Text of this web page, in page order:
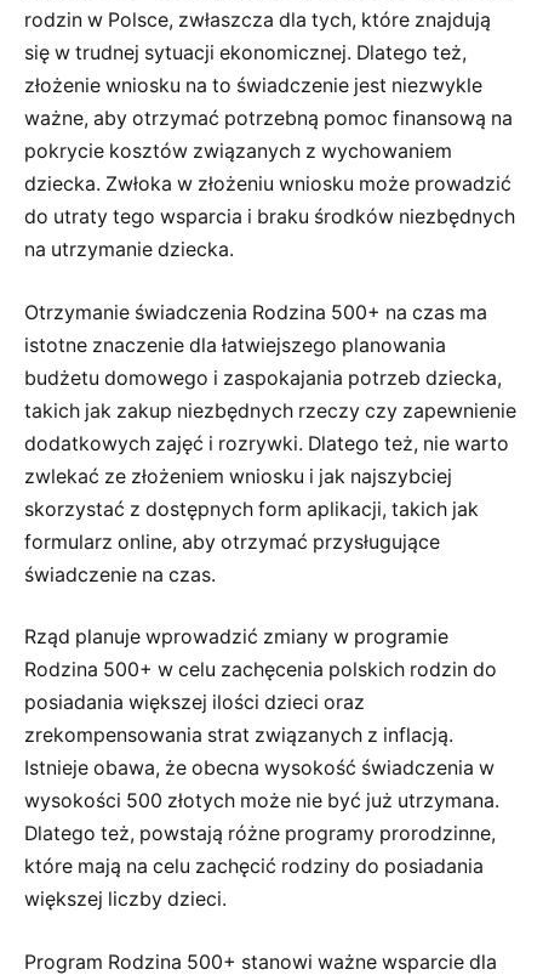
rodzin w Polsce, zwłaszcza dla tych, które znajdują
się w trudnej sytuacji ekonomicznej. Dlatego też,
złożenie wniosku na to świadczenie jest niezwykle
ważne, aby otrzymać potrzebną pomoc finansową na
pokrycie kosztów związanych z wychowaniem
dziecka. Zwłoka w złożeniu wniosku może prowadzić
do utraty tego wsparcia i braku środków niezbędnych
na utrzymanie dziecka.
Otrzymanie świadczenia Rodzina 500+ na czas ma
istotne znaczenie dla łatwiejszego planowania
budżetu domowego i zaspokajania potrzeb dziecka,
takich jak zakup niezbędnych rzeczy czy zapewnienie
dodatkowych zajęć i rozrywki. Dlatego też, nie warto
zwlekać ze złożeniem wniosku i jak najszybciej
skorzystać z dostępnych form aplikacji, takich jak
formularz online, aby otrzymać przysługujące
świadczenie na czas.
Rząd planuje wprowadzić zmiany w programie
Rodzina 500+ w celu zachęcenia polskich rodzin do
posiadania większej ilości dzieci oraz
zrekompensowania strat związanych z inflacją.
Istnieje obawa, że obecna wysokość świadczenia w
wysokości 500 złotych może nie być już utrzymana.
Dlatego też, powstają różne programy prorodzinne,
które mają na celu zachęcić rodziny do posiadania
większej liczby dzieci.
Program Rodzina 500+ stanowi ważne wsparcie dla